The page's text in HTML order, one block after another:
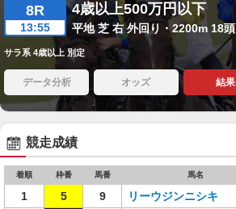
8R
13:55
4歳以上500万円以下
平地 芝 右 外回り・2200m 18頭
サラ系 4歳以上 別定
データ分析 オッズ 結果
競走成績
着順 枠番 馬番 馬名
1 5 9 リーウジンニシキ